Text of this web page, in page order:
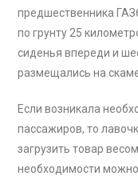
предшественника
по грунту 25
сиденья впереди и
размещались на
Если возникала
пассажиров, то
загрузить товар
необходимости